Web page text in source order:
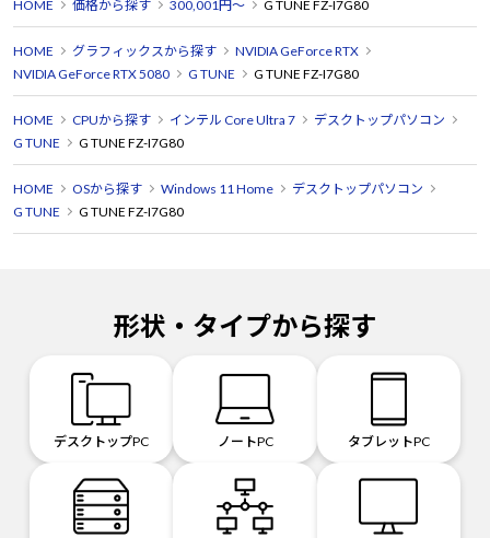
HOME 価格から探す 300,001円～ G TUNE FZ-I7G80
HOME グラフィックスから探す
NVIDIA GeForce RTX
NVIDIA GeForce RTX 5080
G TUNE G TUNE FZ-I7G80
HOME CPUから探す インテル Core Ultra 7
デスクトップパソコン
G TUNE
G TUNE FZ-I7G80
HOME OSから探す Windows 11 Home
デスクトップパソコン
G TUNE
G TUNE FZ-I7G80
形状・タイプから探す
デスクトップPC ノートPC タブレットPC